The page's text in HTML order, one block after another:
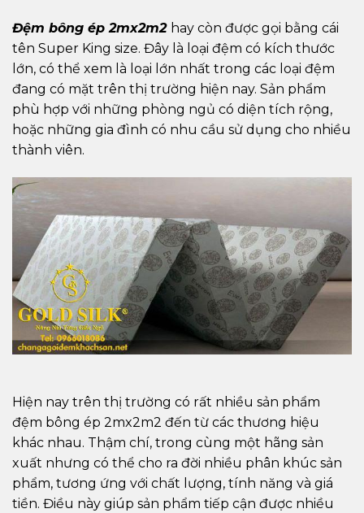
Đệm bông ép 2mx2m2 hay còn được gọi bằng cái
tên Super King size. Đây là loại đệm có kích thước
lớn, có thể xem là loại lớn nhất trong các loại đệm
đang có mặt trên thị trường hiện nay. Sản phẩm
phù hợp với những phòng ngủ có diện tích rộng,
hoặc những gia đình có nhu cầu sử dụng cho nhiều
thành viên.
Hiện nay trên thị trường có rất nhiều sản phẩm
đệm bông ép 2mx2m2 đến từ các thương hiệu
khác nhau. Thậm chí, trong cùng một hãng sản
xuất nhưng có thể cho ra đời nhiều phân khúc sản
phẩm, tương ứng với chất lượng, tính năng và giá
tiền. Điều này giúp sản phẩm tiếp cận được nhiều